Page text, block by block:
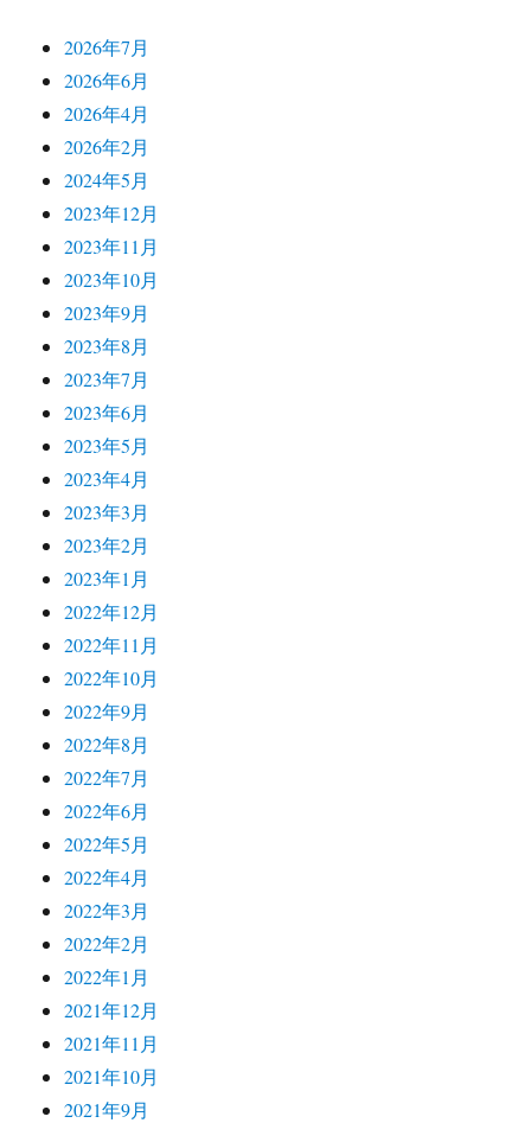
2026年7月
2026年6月
2026年4月
2026年2月
2024年5月
2023年12月
2023年11月
2023年10月
2023年9月
2023年8月
2023年7月
2023年6月
2023年5月
2023年4月
2023年3月
2023年2月
2023年1月
2022年12月
2022年11月
2022年10月
2022年9月
2022年8月
2022年7月
2022年6月
2022年5月
2022年4月
2022年3月
2022年2月
2022年1月
2021年12月
2021年11月
2021年10月
2021年9月